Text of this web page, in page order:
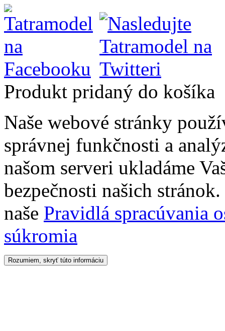
Produkt pridaný do košíka
Naše webové stránky
správnej funkčnosti a
našom serveri ukladáme
bezpečnosti našich
naše Pravidlá spracúvania
súkromia
Rozumiem, skryť túto informáciu